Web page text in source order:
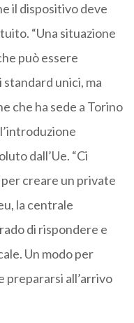
il dispositivo deve
“Una situazione
può essere
unici, ma
che ha sede a Torino
dall’Ue. “Ci
per creare un private
la centrale
di rispondere e
Un modo per
all’arrivo